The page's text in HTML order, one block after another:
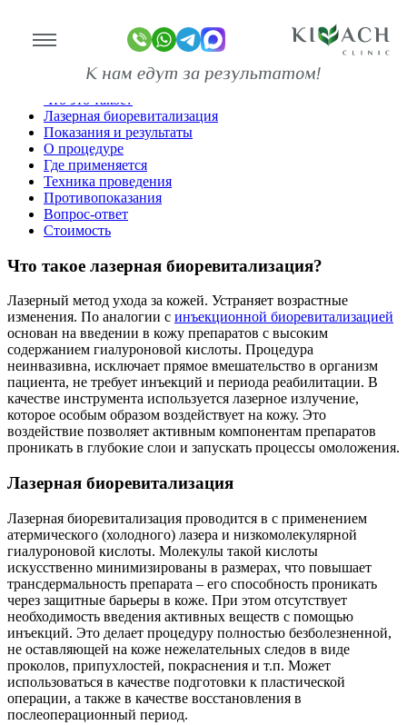
копии)
и
Лазерная биоревитализация
Косметология
Лазерные методы
Что это такое?
Лазерная биоревитализация
Показания и результаты
О процедуре
Где применяется
Техника проведения
Противопоказания
Вопрос-ответ
Стоимость
Что такое лазерная биоревитализация?
Лазерный метод ухода за кожей. Устраняет возрастные
изменения. По аналогии с инъекционной биоревитализацией
основан на введении в кожу препаратов с высоким
содержанием гиалуроновой кислоты. Процедура
неинвазивна, исключает прямое вмешательство в организм
пациента, не требует инъекций и периода реабилитации. В
качестве инструмента используется лазерное излучение,
которое особым образом воздействует на кожу. Это
воздействие позволяет активным компонентам препаратов
проникать в глубокие слои и запускать процессы омоложения.
Лазерная биоревитализация
Лазерная биоревитализация проводится в с применением
атермического (холодного) лазера и низкомолекулярной
гиалуроновой кислоты. Молекулы такой кислоты
искусственно минимизированы в размерах, что повышает
трансдермальность препарата – его способность проникать
через защитные барьеры в коже. При этом отсутствует
необходимость введения активных веществ с помощью
инъекций. Это делает процедуру полностью безболезненной,
не оставляющей на коже нежелательных следов в виде
проколов, припухлостей, покраснения и т.п. Может
использоваться в качестве подготовки к пластической
операции, а также в качестве восстановления в
послеоперационный период.